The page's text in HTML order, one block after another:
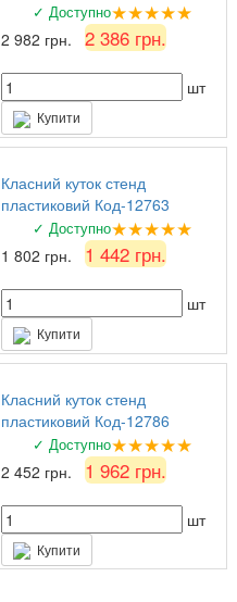
✓ Доступно★★★★★
2 982 грн. 2 386 грн.
шт
Купити
Класний куток стенд
пластиковий Код-12763
✓ Доступно★★★★★
1 802 грн. 1 442 грн.
шт
Купити
Класний куток стенд
пластиковий Код-12786
✓ Доступно★★★★★
2 452 грн. 1 962 грн.
шт
Купити